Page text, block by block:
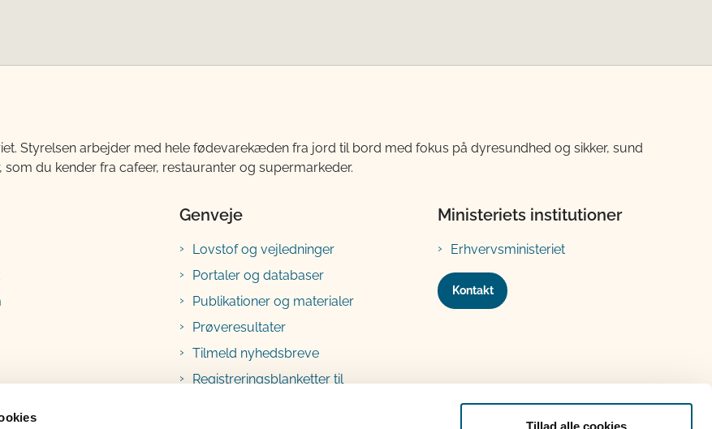
Tillad alle cookies
Styrelsen arbejder med hele fødevarekæden fra jord til bord med fokus på dyresundhed og sikker, sund
du kender fra cafeer, restauranter og supermarkeder.
Genveje
Lovstof og vejledninger
Portaler og databaser
Publikationer og materialer
Prøveresultater
Tilmeld nyhedsbreve
Registreringsblanketter til
Ministeriets institutioner
Erhvervsministeriet
Kontakt